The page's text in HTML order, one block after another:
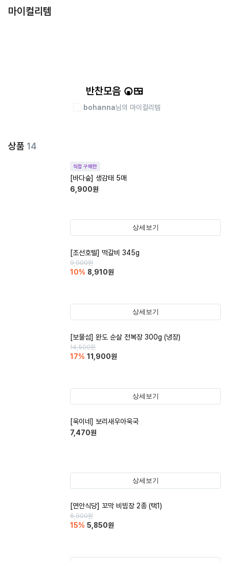
마이컬리템
반찬모음 🍘🍱
bohanna님의 마이컬리템
상품 14
직접 구매한
[바다숲] 생감태 5매
6,900원
상세보기
[조선호텔] 떡갈비 345g
9,900원
10% 8,910원
상세보기
[보물섬] 완도 순살 전복장 300g (냉장)
14,500원
17% 11,900원
상세보기
[욱이네] 보리새우아욱국
7,470원
상세보기
[연안식당] 꼬막 비빔장 2종 (택1)
6,900원
15% 5,850원